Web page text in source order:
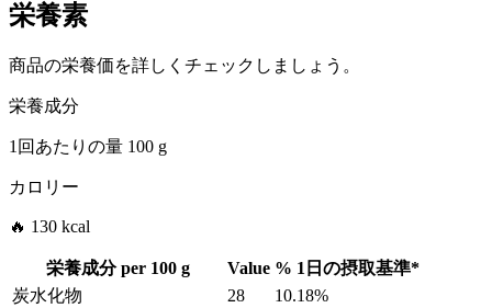
栄養素
商品の栄養価を詳しくチェックしましょう。
栄養成分
1回あたりの量 100 g
カロリー
🔥 130 kcal
栄養成分 per 100 g Value % 1日の摂取基準*
炭水化物
28
10.18%